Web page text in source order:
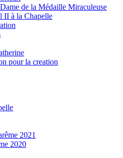
de la Médaille Miraculeuse
II à la Chapelle
pour la creation
2021
2020